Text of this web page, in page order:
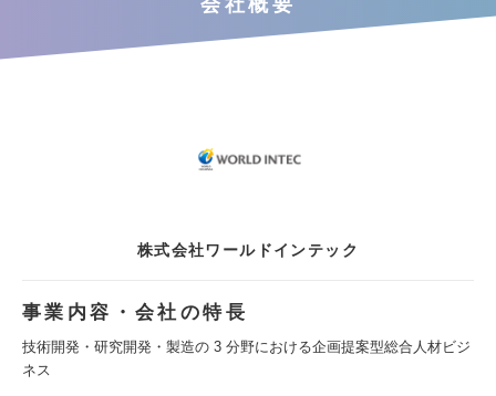
会社概要
株式会社ワールドインテック
事業内容・会社の特長
技術開発・研究開発・製造の 3 分野における企画提案型総合人材ビジ
ネス